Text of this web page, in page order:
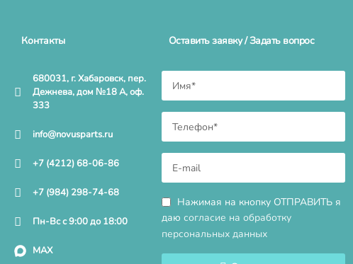
Контакты
680031, г. Хабаровск, пер.
Дежнева, дом №18 А, оф.
333
info@novusparts.ru
+7 (4212) 68-06-86
+7 (984) 298-74-68
Пн-Вс с 9:00 до 18:00
MAX
Оставить заявку / Задать вопрос
Нажимая на кнопку ОТПРАВИТЬ я
даю согласие на обработку
персональных данных